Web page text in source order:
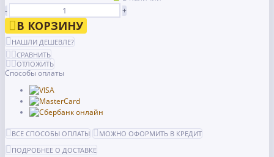
-
+
В КОРЗИНУ
НАШЛИ ДЕШЕВЛЕ?
СРАВНИТЬ
ОТЛОЖИТЬ
Способы оплаты
ВСЕ СПОСОБЫ ОПЛАТЫ
МОЖНО ОФОРМИТЬ В КРЕДИТ
ПОДРОБНЕЕ О ДОСТАВКЕ